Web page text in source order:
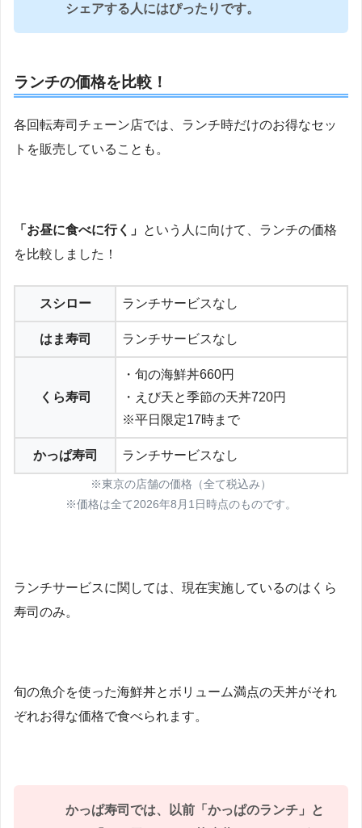
シェアする人にはぴったりです。
ランチの価格を比較！
各回転寿司チェーン店では、ランチ時だけのお得なセッ
トを販売していることも。
「お昼に食べに行く」
という人に向けて、ランチの価格
を比較しました！
スシロー ランチサービスなし
はま寿司 ランチサービスなし
くら寿司
・旬の海鮮丼660円
・えび天と季節の天丼720円
※平日限定17時まで
かっぱ寿司 ランチサービスなし
※東京の店舗の価格（全て税込み）
※価格は全て2026年8月1日時点のものです。
ランチサービスに関しては、現在実施しているのはくら
寿司のみ。
旬の魚介を使った海鮮丼とボリューム満点の天丼がそれ
ぞれお得な価格で食べられます。
かっぱ寿司では、以前「かっぱのランチ」と